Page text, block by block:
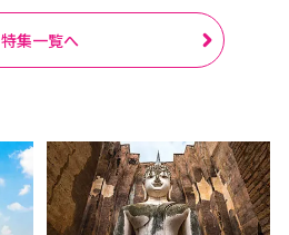
特集一覧へ